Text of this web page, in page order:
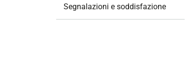
Segnalazioni e soddisfazione